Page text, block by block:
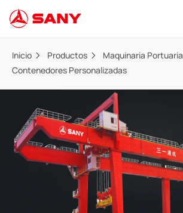
Inicio Productos Maquinaria Portuaria
Contenedores Personalizadas